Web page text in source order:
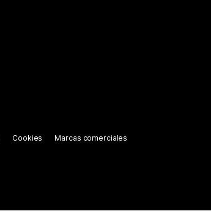
Cookies Marcas comerciales